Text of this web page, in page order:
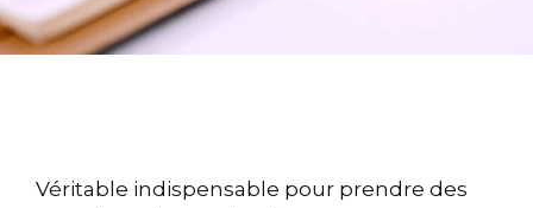
Véritable indispensable pour prendre des